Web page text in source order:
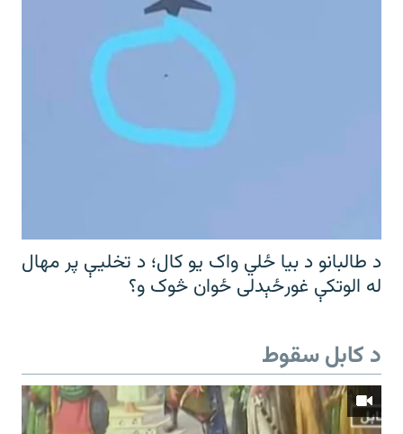
د طالبانو د بیا ځلي واک یو کال؛ د تخلیې پر مهال
له الوتکې غورځېدلی ځوان څوک و؟
د کابل سقوط